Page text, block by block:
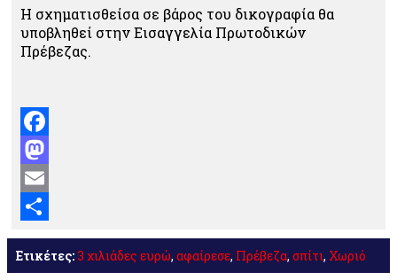
Η σχηματισθείσα σε βάρος του δικογραφία θα
υποβληθεί στην Εισαγγελία Πρωτοδικών
Πρέβεζας.
Facebook
Mastodon
Email
Μοιραστείτε
Ετικέτες:3 χιλιάδες ευρώ, αφαίρεσε, Πρέβεζα, σπίτι, Χωριό